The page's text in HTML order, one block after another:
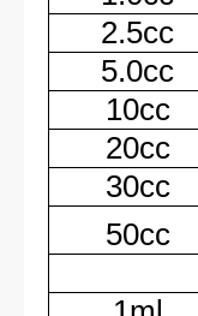
2.5cc
5.0cc
10cc
20cc
30cc
50cc